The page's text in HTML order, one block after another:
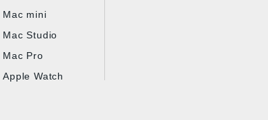
Mac mini
Mac Studio
Mac Pro
Apple Watch